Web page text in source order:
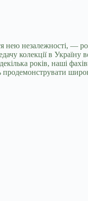
нею незалежності,
колекції в Україну
років, наші